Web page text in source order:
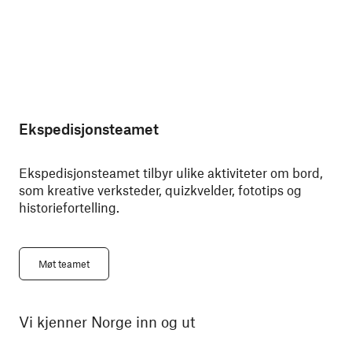
Ekspedisjonsteamet
Ekspedisjonsteamet tilbyr ulike aktiviteter om bord,
som kreative verksteder, quizkvelder, fototips og
historiefortelling.
Møt teamet
Vi kjenner Norge inn og ut